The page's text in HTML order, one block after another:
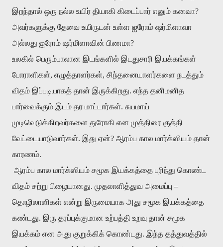
இறந்தால் ஒரு நல்ல உயிர் தியாகி கிடைப்பார் எனும் கனவா?
அவர்களுக்கு தேவை உயிருடன் உள்ள ஐரோம் ஷர்மிளாவா
அல்லது ஐரோம் ஷர்மிளாவின் பிணமா?
உலகில் பெரும்பாலான இடங்களில் இடதுசாரி இயக்கங்கள்
போராளிகள், எழுத்தாளர்கள், சிந்தனையாளர்களை நடத்தும்
விதம் இப்படியாகத் தான் இருக்கிறது. எந்த தனிமனித
பார்வைக்கும் இடம் தர மாட்டார்கள். சுயமாய்
முடிவெடுக்கிறவர்களை துரோகி என முத்திரை குத்தி
வேட்டையாடுவார்கள். இது ஏன்? ஆரம்ப கால மார்க்ஸியம் தான்
காரணம்.
ஆரம்ப கால மார்க்ஸியம் சமூக இயக்கத்தை புரிந்து கொண்ட
விதம் சற்று பிழையானது. முதலாளித்துவ அமைப்பு –
தொழிலாளிகள் என்று இருமையாக அது சமூக இயக்கத்தை
கண்டது. இரு தரப்புக்குமான உற்பத்தி உறவு தான் சமூக
இயக்கம் என அது குறுக்கிக் கொண்டது. இந்த தத்துவத்தில்